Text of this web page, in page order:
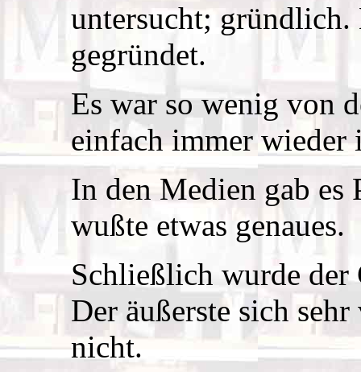
untersucht; gründlich.
gegründet.
Es war so wenig von
einfach immer wieder
In den Medien gab es
wußte etwas genaues.
Schließlich wurde der
Der äußerste sich
nicht.